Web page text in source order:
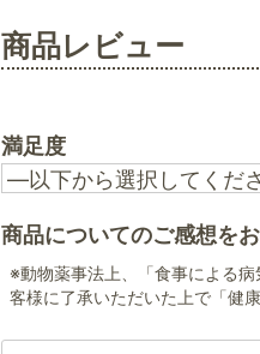
商品レビュー
満足度
商品についてのご感想を
※動物薬事法上、「食事による
客様に了承いただいた上で「健